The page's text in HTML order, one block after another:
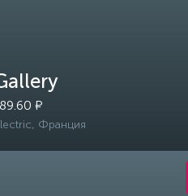
₽
Франция